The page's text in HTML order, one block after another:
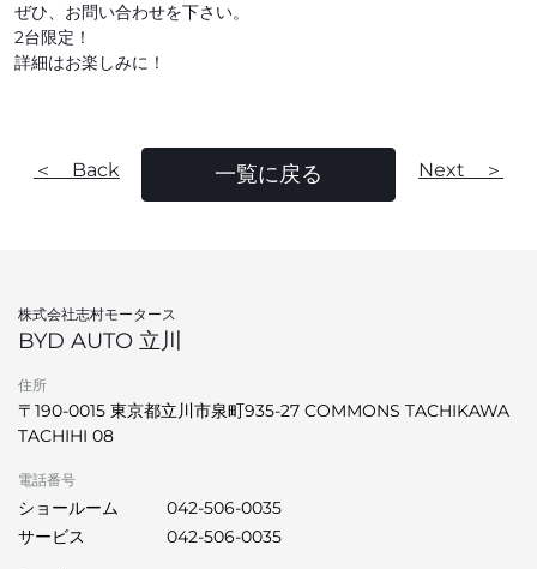
ぜひ、お問い合わせを下さい。
2台限定！
詳細はお楽しみに！
＜ Back 一覧に戻る Next ＞
株式会社志村モータース
BYD AUTO 立川
住所
〒190-0015 東京都立川市泉町935-27 COMMONS TACHIKAWA
TACHIHI 08
電話番号
ショールーム
042-506-0035
サービス
042-506-0035